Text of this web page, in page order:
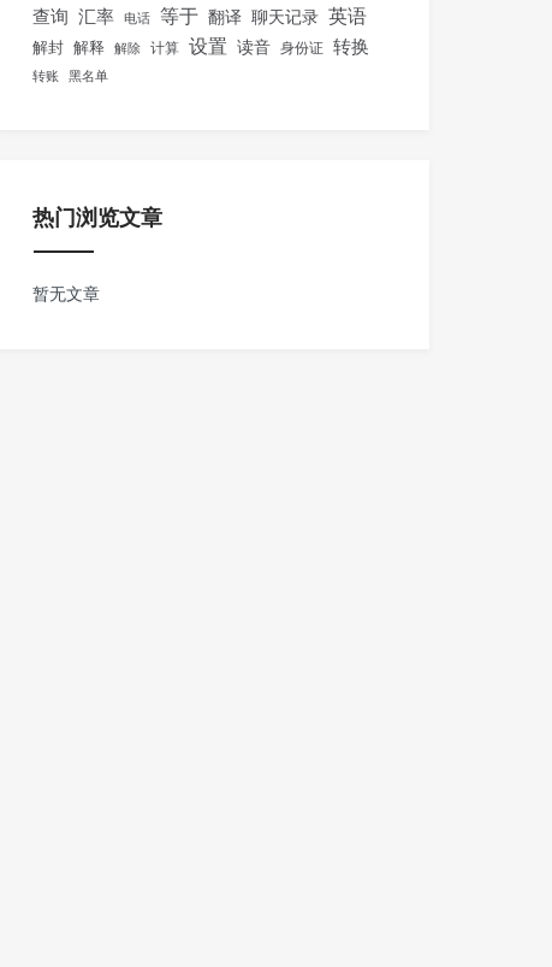
查询 汇率 电话 等于 翻译 聊天记录 英语
解封 解释 解除 计算 设置 读音 身份证 转换
转账 黑名单
热门浏览文章
暂无文章